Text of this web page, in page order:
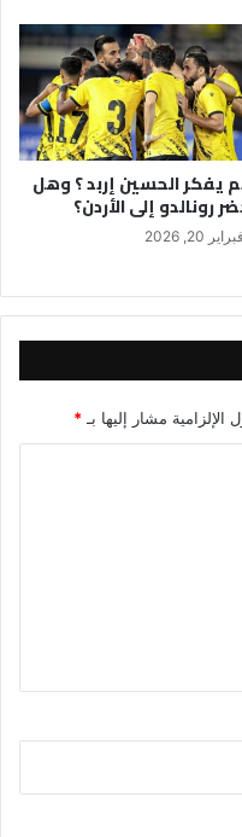
يفكر الحسين إربد ؟ وهل
رونالدو إلى الأردن؟
فبراير 20, 2026
الإلزامية مشار إليها بـ *